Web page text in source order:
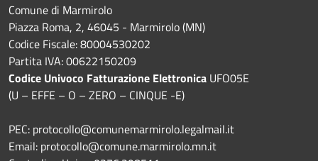
Comune di Marmirolo
Piazza Roma, 2, 46045 - Marmirolo (MN)
Codice Fiscale: 80004530202
Partita IVA: 00622150209
Codice Univoco Fatturazione Elettronica UFO05E
(U – EFFE – O – ZERO – CINQUE -E)
PEC: protocollo@comunemarmirolo.legalmail.it
Email: protocollo@comune.marmirolo.mn.it